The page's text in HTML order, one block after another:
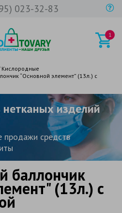
023-32-83
1
Кислородные
“Основной элемент” (13л.) с
изделий
продажи средств
баллончик
(13л.) с